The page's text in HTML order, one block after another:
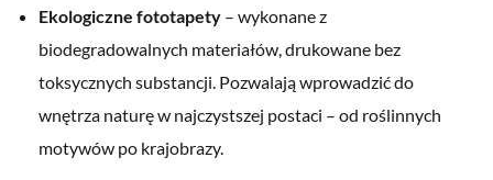
Ekologiczne fototapety – wykonane z
biodegradowalnych materiałów, drukowane bez
toksycznych substancji. Pozwalają wprowadzić do
wnętrza naturę w najczystszej postaci – od roślinnych
motywów po krajobrazy.